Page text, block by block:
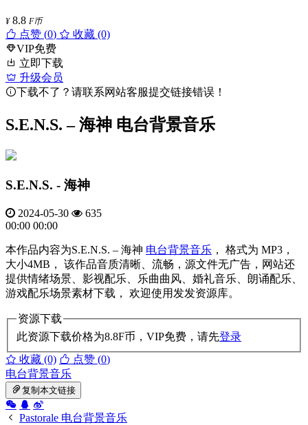
¥ 8.8 F币
点赞 (0)
收藏 (0)
VIP免费
立即下载
升级会员
下载不了？请联系网站客服提交链接错误！
S.E.N.S. – 海神 电台背景音乐
S.E.N.S. - 海神
2024-05-30
635
00:00 00:00
本作品内容为S.E.N.S. – 海神 电台背景音乐 ， 格式为 MP3，
大小4MB， 该作品音质清晰、流畅，源文件无广告，网站还
提供情绪场景、影视配乐、乐曲曲风、婚礼音乐、朗诵配乐、
游戏配乐场景素材下载， 欢迎使用发发资源库。
资源下载
此资源下载价格为8.8F币，VIP免费，请先登录
收藏 (0)
点赞 (0)
电台背景音乐
复制本文链接
Pastorale 电台背景音乐